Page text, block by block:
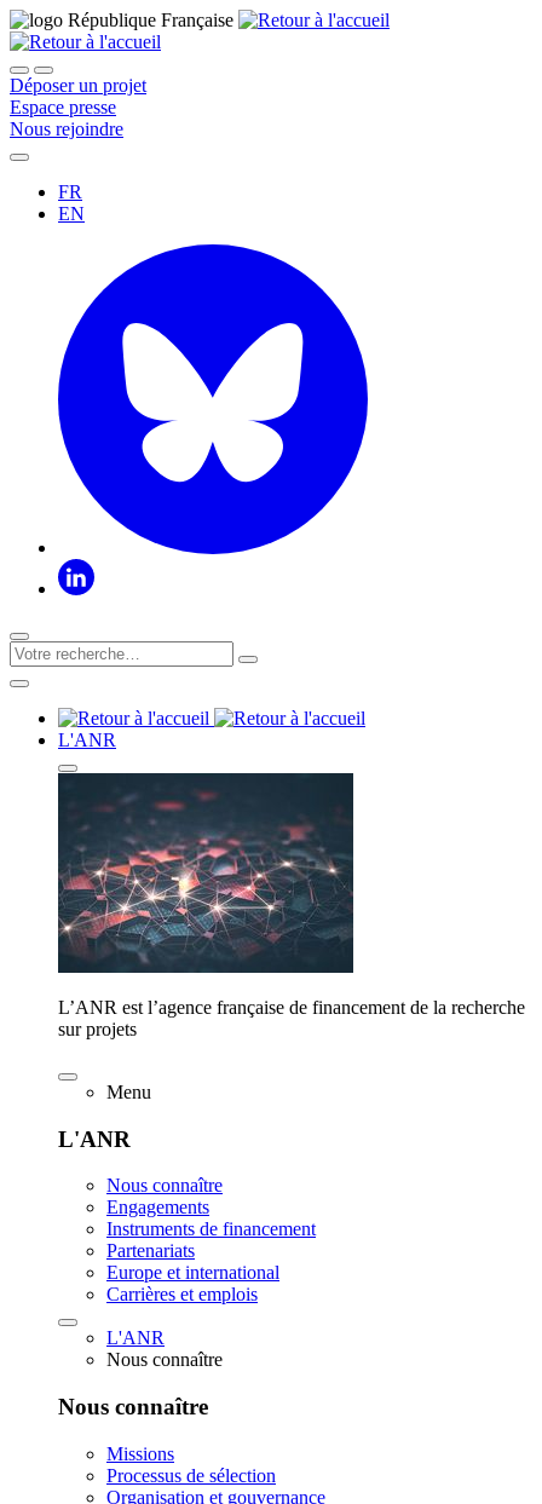
Déposer un projet
Espace presse
Nous rejoindre
FR
EN
L'ANR
L’ANR est l’agence française de financement de la recherche
sur projets
Menu
L'ANR
Nous connaître
Engagements
Instruments de financement
Partenariats
Europe et international
Carrières et emplois
L'ANR
Nous connaître
Nous connaître
Missions
Processus de sélection
Organisation et gouvernance